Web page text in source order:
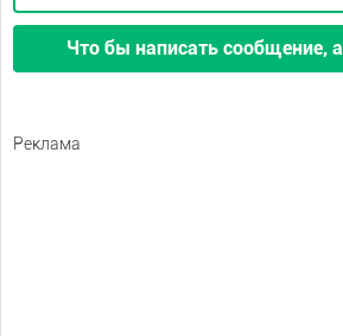
Что бы написать сообщение,
Реклама